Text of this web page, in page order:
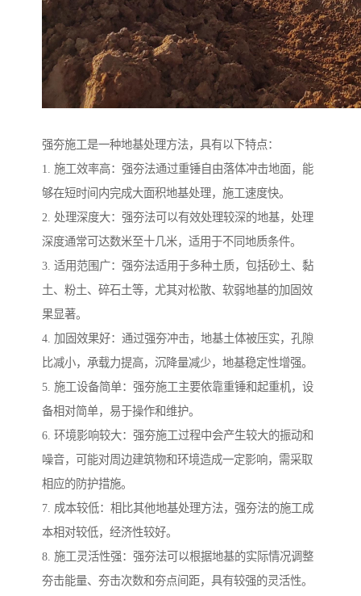
强夯施工是一种地基处理方法，具有以下特点：
1. 施工效率高：强夯法通过重锤自由落体冲击地面，能
够在短时间内完成大面积地基处理，施工速度快。
2. 处理深度大：强夯法可以有效处理较深的地基，处理
深度通常可达数米至十几米，适用于不同地质条件。
3. 适用范围广：强夯法适用于多种土质，包括砂土、黏
土、粉土、碎石土等，尤其对松散、软弱地基的加固效
果显著。
4. 加固效果好：通过强夯冲击，地基土体被压实，孔隙
比减小，承载力提高，沉降量减少，地基稳定性增强。
5. 施工设备简单：强夯施工主要依靠重锤和起重机，设
备相对简单，易于操作和维护。
6. 环境影响较大：强夯施工过程中会产生较大的振动和
噪音，可能对周边建筑物和环境造成一定影响，需采取
相应的防护措施。
7. 成本较低：相比其他地基处理方法，强夯法的施工成
本相对较低，经济性较好。
8. 施工灵活性强：强夯法可以根据地基的实际情况调整
夯击能量、夯击次数和夯点间距，具有较强的灵活性。